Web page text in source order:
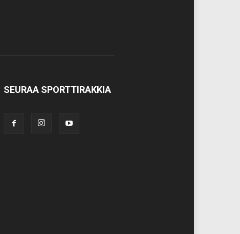
SEURAA SPORTTIRAKKIA